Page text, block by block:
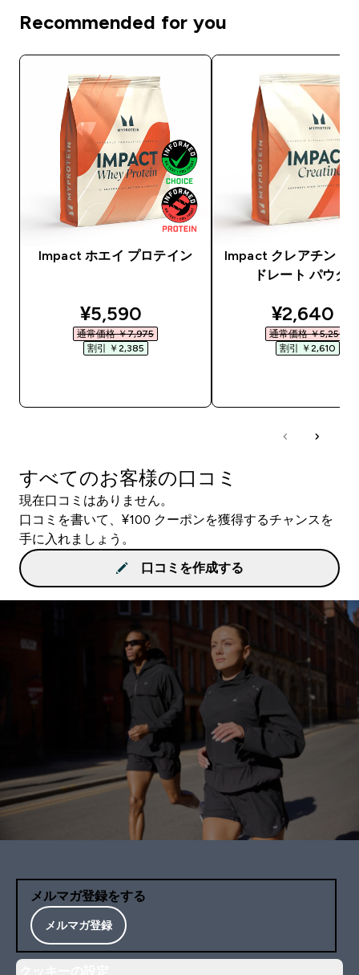
Recommended for you
Impact ホエイ プロテイン
discounted price
¥5,590‎
通常価格 ￥7,975‎
割引 ￥2,385‎
Impact クレアチン モ
ドレート パウダ
¥2,640‎
通常価格 ￥5,250‎
割引 ￥2,610‎
すべてのお客様の口コミ
現在口コミはありません。
口コミを書いて、¥100 クーポンを獲得するチャンスを
手に入れましょう。
口コミを作成する
メルマガ登録をする
メルマガ登録